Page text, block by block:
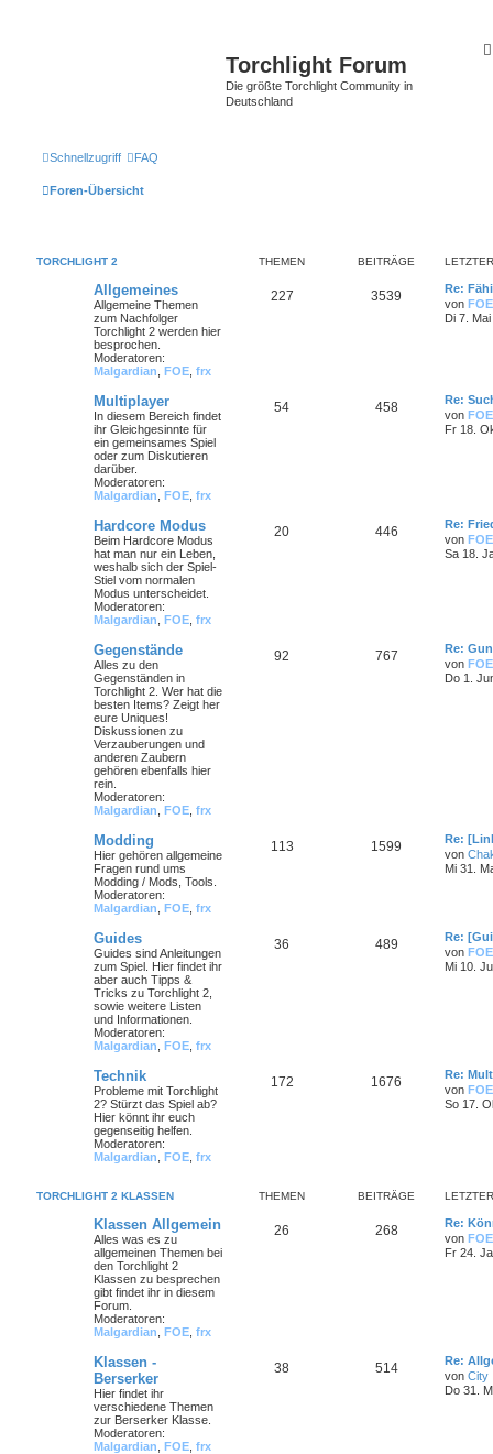
Torchlight Forum
Die größte Torchlight Community in
Deutschland
Schnellzugriff FAQ
Foren-Übersicht
TORCHLIGHT 2 THEMEN BEITRÄGE
Allgemeines
Allgemeine Themen
zum Nachfolger
Torchlight 2 werden hier
besprochen.
Moderatoren:
Malgardian FOE frx
227 3539
Re:
von FOE
Di 7.
Multiplayer
In diesem Bereich findet
ihr Gleichgesinnte für
ein gemeinsames Spiel
oder zum Diskutieren
darüber.
Moderatoren:
Malgardian FOE frx
54 458
Re:
von FOE
Fr 18.
Hardcore Modus
Beim Hardcore Modus
hat man nur ein Leben,
weshalb sich der Spiel-
Stiel vom normalen
Modus unterscheidet.
Moderatoren:
Malgardian FOE frx
20 446
Re:
von FOE
Sa 18.
Gegenstände
Alles zu den
Gegenständen in
Torchlight 2. Wer hat die
besten Items? Zeigt her
eure Uniques!
Diskussionen zu
Verzauberungen und
anderen Zaubern
gehören ebenfalls hier
rein.
Moderatoren:
Malgardian FOE frx
92 767
Re:
von FOE
Do 1.
Modding
Hier gehören allgemeine
Fragen rund ums
Modding / Mods, Tools.
Moderatoren:
Malgardian FOE frx
113 1599
Re:
von
Mi 31.
Guides
Guides sind Anleitungen
zum Spiel. Hier findet ihr
aber auch Tipps &
Tricks zu Torchlight 2,
sowie weitere Listen
und Informationen.
Moderatoren:
Malgardian FOE frx
36 489
Re:
von FOE
Mi 10.
Technik
Probleme mit Torchlight
2? Stürzt das Spiel ab?
Hier könnt ihr euch
gegenseitig helfen.
Moderatoren:
Malgardian FOE frx
172 1676
Re:
von FOE
So 17.
TORCHLIGHT 2 KLASSEN THEMEN BEITRÄGE
Klassen Allgemein
Alles was es zu
allgemeinen Themen bei
den Torchlight 2
Klassen zu besprechen
gibt findet ihr in diesem
Forum.
Moderatoren:
Malgardian FOE frx
26 268
Re:
von FOE
Fr 24.
Klassen -
Berserker
Hier findet ihr
verschiedene Themen
zur Berserker Klasse.
Moderatoren:
Malgardian FOE frx
38 514
Re:
von City
Do 31.